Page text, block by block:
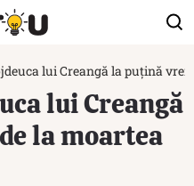
lui Creangă la puțină
lui Creangă
la moartea